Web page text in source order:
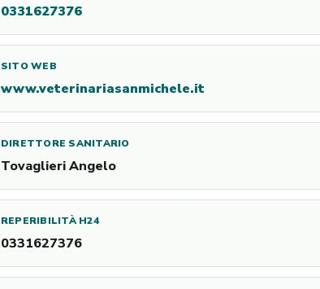
0331627376
SITO WEB
www.veterinariasanmichele.it
DIRETTORE SANITARIO
Tovaglieri Angelo
REPERIBILITÀ H24
0331627376